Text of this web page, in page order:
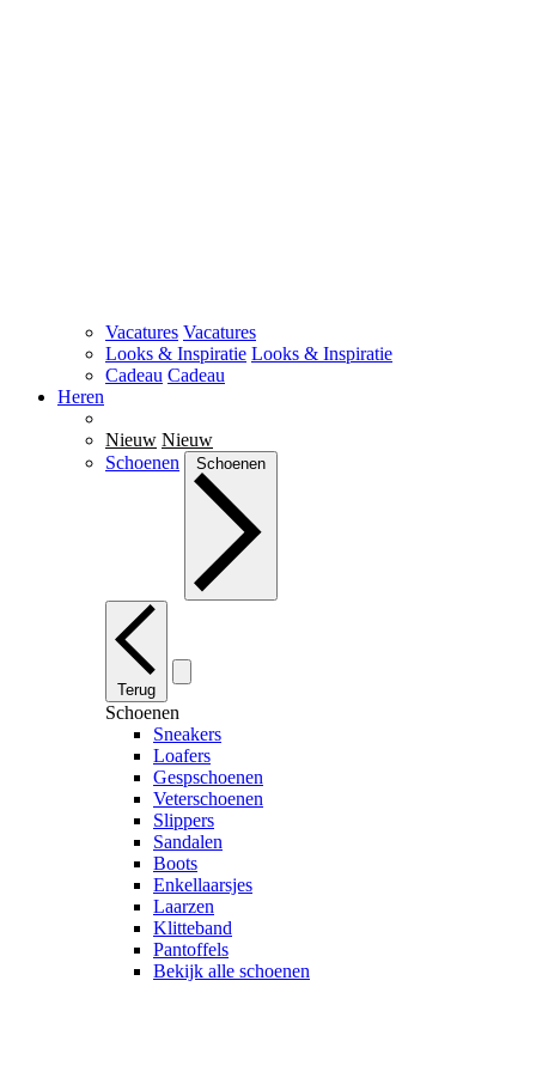
Vacatures Vacatures
Looks & Inspiratie Looks & Inspiratie
Cadeau Cadeau
Heren
Nieuw Nieuw
Schoenen
Schoenen
Terug
Schoenen
Sneakers
Loafers
Gespschoenen
Veterschoenen
Slippers
Sandalen
Boots
Enkellaarsjes
Laarzen
Klitteband
Pantoffels
Bekijk alle schoenen